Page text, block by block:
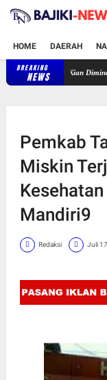
HOME DAERAH
BREAKING
NEWS Latihan
Pemkab
Miskin
Mandiri9
Redaksi Juli